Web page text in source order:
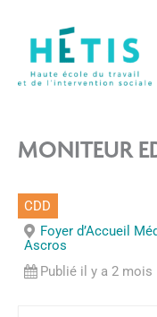
contenu
MONITEUR
CDD
Foyer d’Accueil
Ascros
Publié il y a 2 mois